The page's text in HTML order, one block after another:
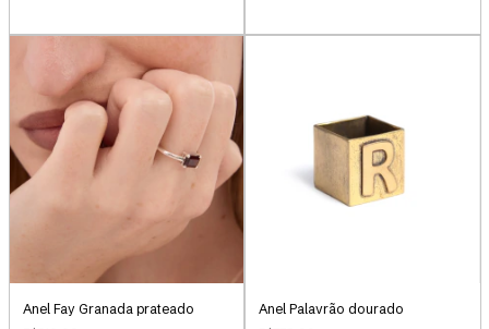
Anel Fay Granada prateado
Anel Palavrão dourado